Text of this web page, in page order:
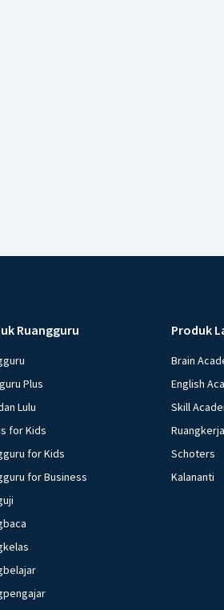
Ruangguru
Plus
Lulu
for Kids
for Kids
for Business
Produk
Brain
English
Skill
Ruangkerja
Schoters
Kalananti